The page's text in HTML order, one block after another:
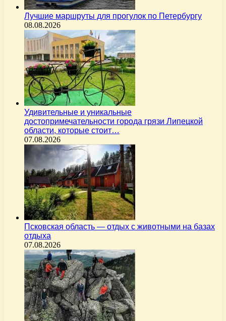
Лучшие маршруты для прогулок по Петербургу
08.08.2026
Удивительные и уникальные
достопримечательности города грязи Липецкой
области, которые стоит…
07.08.2026
Псковская область — отдых с животными на базах
отдыха
07.08.2026